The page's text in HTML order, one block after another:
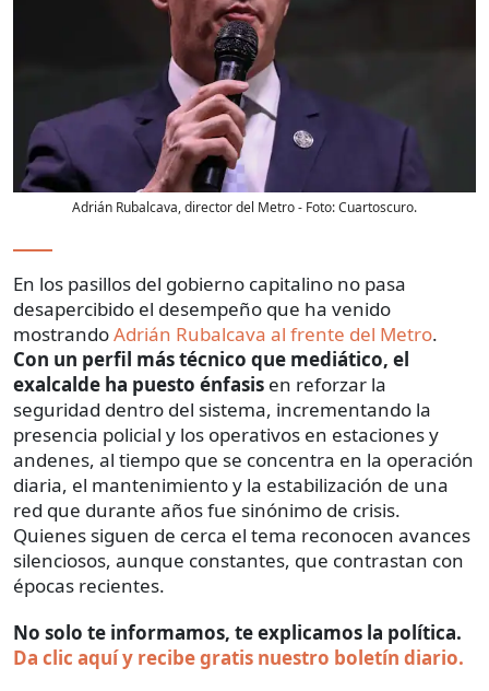
Adrián Rubalcava, director del Metro- Foto:Cuartoscuro.
En los pasillos del gobierno capitalino no pasa
desapercibido el desempeño que ha venido
mostrandoAdrián Rubalcava al frente del Metro.
Con un perfil más técnico que mediático, el
exalcalde ha puesto énfasis en reforzar la
seguridad dentro del sistema, incrementando la
presencia policial y los operativos en estaciones y
andenes, al tiempo que se concentra en la operación
diaria, el mantenimiento y la estabilización de una
red que durante años fue sinónimo de crisis.
Quienes siguen de cerca el tema reconocen avances
silenciosos, aunque constantes, que contrastan con
épocas recientes.
No solo te informamos, te explicamos la política.
Da clic aquí y recibe gratis nuestro boletín diario.